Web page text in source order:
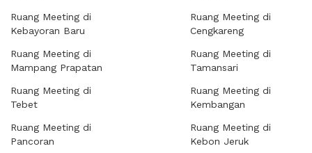
Ruang Meeting di
Kebayoran Baru
Ruang Meeting di
Mampang Prapatan
Ruang Meeting di
Tebet
Ruang Meeting di
Pancoran
Ruang Meeting di
Cengkareng
Ruang Meeting di
Tamansari
Ruang Meeting di
Kembangan
Ruang Meeting di
Kebon Jeruk